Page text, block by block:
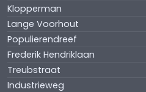
Klopperman
Lange Voorhout
Populierendreef
Frederik Hendriklaan
Treubstraat
Industrieweg